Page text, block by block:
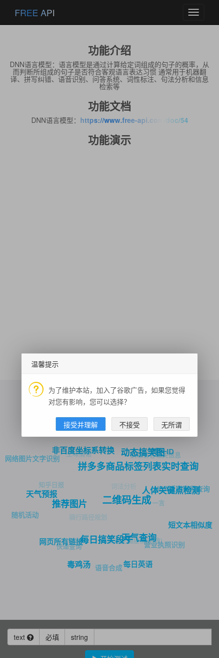
Toggle
FREE API
功能介绍
DNN语言模型：语言模型是通过计算给定词组成的句子的概率，从
而判断所组成的句子是否符合客观语言表达习惯 通常用于机器翻
译、拼写纠错、语音识别、问答系统、词性标注、句法分析和信息
检索等
功能文档
DNN语言模型： https://www.free-api.com/doc/54
功能演示
网页所有链接
毒鸡汤
每日搞笑段子
推荐图片
天气预报
随机活动
快递查询
语音合成每日英语
天气查询
二维码生成
拼多多商品标签列表实时查询
非百度坐标系转换
网络图片文字识别
知乎日报
骑行路径规划
新冠全国疫情(新浪)营业执照识别
短文本相似度
人体关键点检测
动态搞笑图
网址安全检测
数独游戏
土味情话
一言
NBA近期赛程查询
唯一ID
微博热搜榜
获取访客相关信息
text 必填 string
温馨提示
为了维护本站，加入了谷歌广告，如果您觉得
对您有影响，您可以选择？
接受并理解 不接受 无所谓